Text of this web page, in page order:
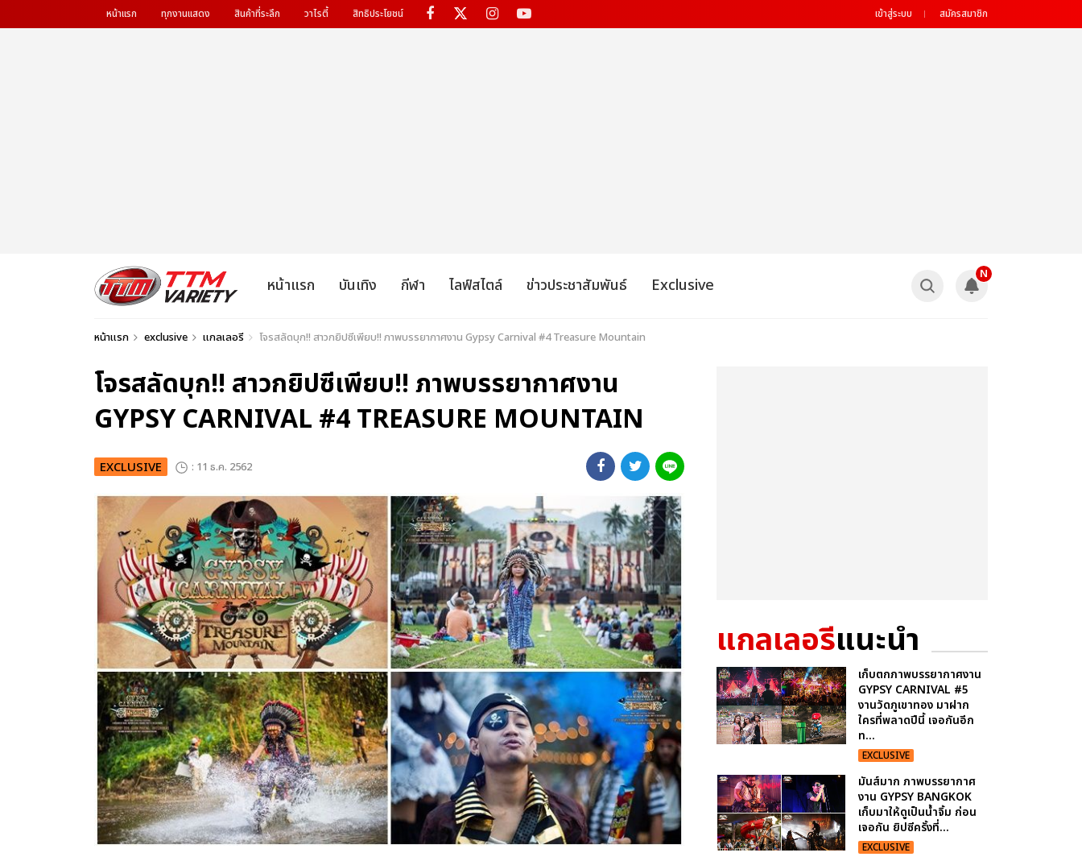
หน้าแรก ทุกงานแสดง สินค้าที่ระลึก วาไรตี้ สิทธิประโยชน์ เข้าสู่ระบบ สมัครสมาชิก
หน้าแรก บันเทิง กีฬา ไลฟ์สไตล์ ข่าวประชาสัมพันธ์ Exclusive
N
หน้าแรก exclusive แกลเลอรี โจรสลัดบุก!! สาวกยิปซีเพียบ!! ภาพบรรยากาศงาน Gypsy Carnival #4 Treasure Mountain
โจรสลัดบุก!! สาวกยิปซีเพียบ!! ภาพบรรยากาศงาน
GYPSY CARNIVAL #4 TREASURE MOUNTAIN
EXCLUSIVE : 11 ธ.ค. 2562
แกลเลอรีแนะนำ
เก็บตกภาพบรรยากาศงาน
GYPSY CARNIVAL #5
งานวัดภูเขาทอง มาฝาก
ใครที่พลาดปีนี้ เจอกันอีก
ท...
EXCLUSIVE
มันส์มาก ภาพบรรยากาศ
งาน GYPSY BANGKOK
เก็บมาให้ดูเป็นน้ำจิ้ม ก่อน
เจอกัน ยิปซีครั้งที่...
EXCLUSIVE